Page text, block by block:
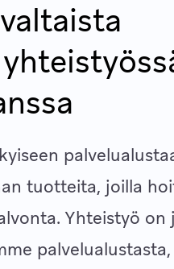
tuotteita, joilla
Yhteistyö on